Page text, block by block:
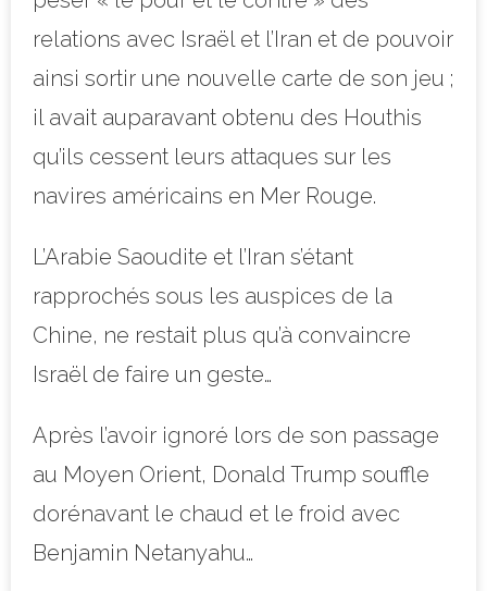
relations avec Israël et l’Iran et de pouvoir
ainsi sortir une nouvelle carte de son jeu ;
il avait auparavant obtenu des Houthis
qu’ils cessent leurs attaques sur les
navires américains en Mer Rouge.
L’Arabie Saoudite et l’Iran s’étant
rapprochés sous les auspices de la
Chine, ne restait plus qu’à convaincre
Israël de faire un geste…
Après l’avoir ignoré lors de son passage
au Moyen Orient, Donald Trump souffle
dorénavant le chaud et le froid avec
Benjamin Netanyahu…